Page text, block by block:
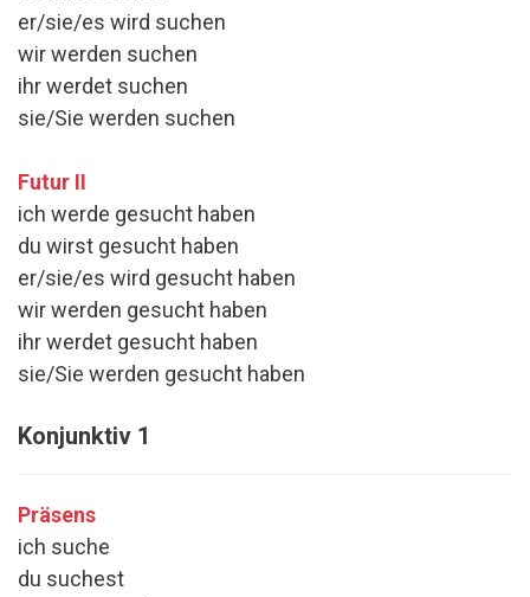
er/sie/es wird suchen
wir werden suchen
ihr werdet suchen
sie/Sie werden suchen
Futur II
ich werde gesucht haben
du wirst gesucht haben
er/sie/es wird gesucht haben
wir werden gesucht haben
ihr werdet gesucht haben
sie/Sie werden gesucht haben
Konjunktiv 1
Präsens
ich suche
du suchest